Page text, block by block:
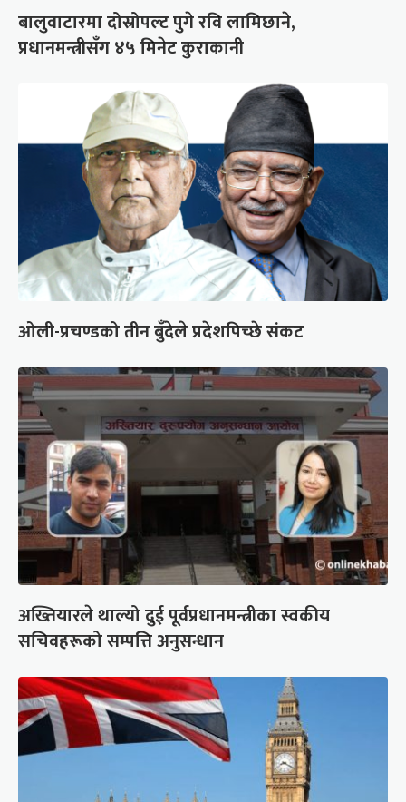
बालुवाटारमा दोस्रोपल्ट पुगे रवि लामिछाने,
प्रधानमन्त्रीसँग ४५ मिनेट कुराकानी
ओली-प्रचण्डको तीन बुँदेले प्रदेशपिच्छे संकट
अख्तियारले थाल्यो दुई पूर्वप्रधानमन्त्रीका स्वकीय
सचिवहरूको सम्पत्ति अनुसन्धान